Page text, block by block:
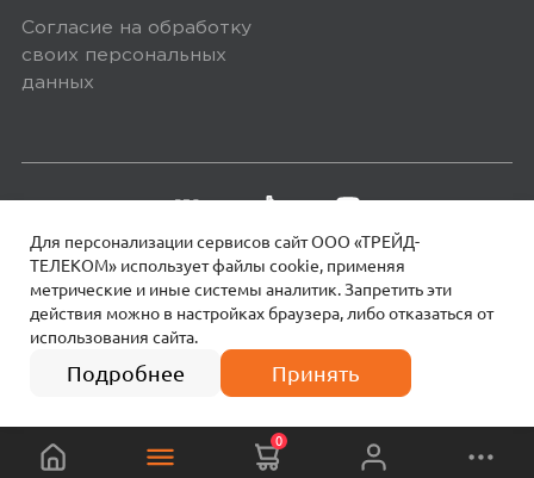
Для персонализации сервисов сайт ООО «ТРЕЙД-
ТЕЛЕКОМ» использует файлы сookie, применяя
метрические и иные системы аналитик. Запретить эти
действия можно в настройках браузера, либо отказаться от
использования сайта.
Подробнее Принять
249
4 платежа по
Дополнительные вопросы вы можете
задать по телефону
Согласие на обработку
своих персональных
данных
© 2026 МОТИВ. Все права защищены!
0